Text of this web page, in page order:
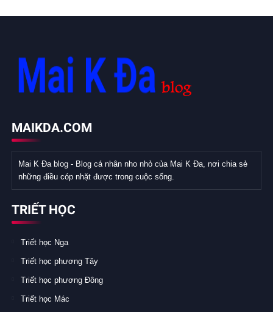
MAIKDA.COM
Mai K Đa blog - Blog cá nhân nho nhỏ của Mai K Đa, nơi chia sẻ
những điều cóp nhặt được trong cuộc sống.
TRIẾT HỌC
Triết học Nga
Triết học phương Tây
Triết học phương Đông
Triết học Mác